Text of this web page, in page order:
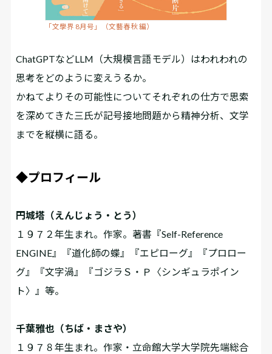
「文學界 8月号」（文藝春秋 編）
ChatGPTなどLLM（大規模言語モデル）はわれわれの
思考をどのように変えうるか。
かねてよりその可能性についてそれぞれの仕方で思索
を深めてきた三氏が記号接地問題から精神分析、文学
までを縦横に語る。
◆プロフィール
円城塔（えんじょう・とう）
１９７２年生まれ。作家。著書『Self-Reference
ENGINE』『道化師の蝶』『エピローグ』『プロロー
グ』『文字渦』『ゴジラＳ・Ｐ〈シンギュラポイン
ト〉』等。
千葉雅也（ちば・まさや）
１９７８年生まれ。作家・立命館大学大学院先端総合